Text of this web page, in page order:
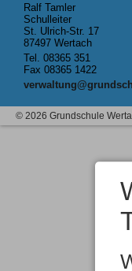
Ralf Tamler
Schulleiter
St. Ulrich-Str. 17
87497 Wertach
Tel. 08365 351
Fax 08365 1422
© 2026 Grundschule